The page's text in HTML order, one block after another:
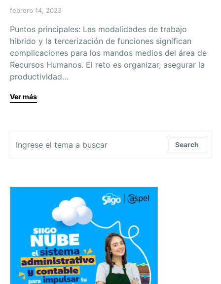
febrero 14, 2023
Puntos principales: Las modalidades de trabajo
híbrido y la tercerización de funciones significan
complicaciones para los mandos medios del área de
Recursos Humanos. El reto es organizar, asegurar la
productividad…
Ver más
Search